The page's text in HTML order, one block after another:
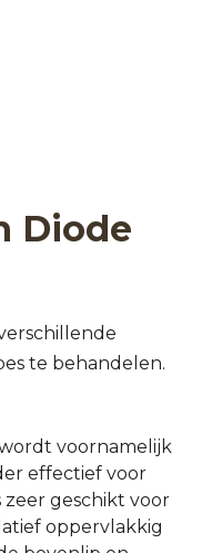
Diode
te behandelen.
voornamelijk
effectief voor
geschikt voor
oppervlakkig